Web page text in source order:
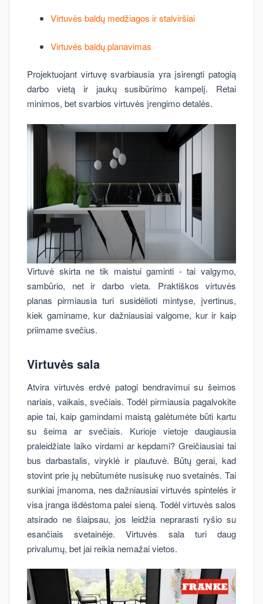
Virtuvės baldų medžiagos ir stalviršiai
Virtuvės baldų planavimas
Projektuojant virtuvę svarbiausia yra įsirengti patogią
darbo vietą ir jaukų susibūrimo kampelį. Retai
minimos, bet svarbios virtuvės įrengimo detalės.
Virtuvė skirta ne tik maistui gaminti - tai valgymo,
sambūrio, net ir darbo vieta. Praktiškos virtuvės
planas pirmiausia turi susidėlioti mintyse, įvertinus,
kiek gaminame, kur dažniausiai valgome, kur ir kaip
priimame svečius.
Virtuvės sala
Atvira virtuvės erdvė patogi bendravimui su šeimos
nariais, vaikais, svečiais. Todėl pirmiausia pagalvokite
apie tai, kaip gamindami maistą galėtumėte būti kartu
su šeima ar svečiais. Kurioje vietoje daugiausia
praleidžiate laiko virdami ar kepdami? Greičiausiai tai
bus darbastalis, viryklė ir plautuvė. Būtų gerai, kad
stovint prie jų nebūtumėte nusisukę nuo svetainės. Tai
sunkiai įmanoma, nes dažniausiai virtuvės spintelės ir
visa įranga išdėstoma palei sieną. Todėl virtuvės salos
atsirado ne šiaipsau, jos leidžia neprarasti ryšio su
esančiais svetainėje. Virtuvės sala turi daug
privalumų, bet jai reikia nemažai vietos.